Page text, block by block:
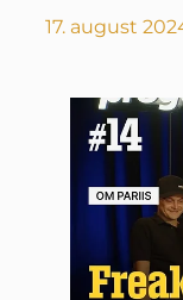
17. august